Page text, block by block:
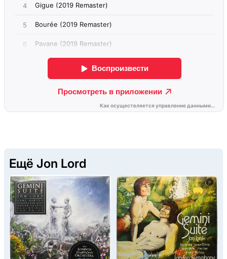
Ещё Jon Lord